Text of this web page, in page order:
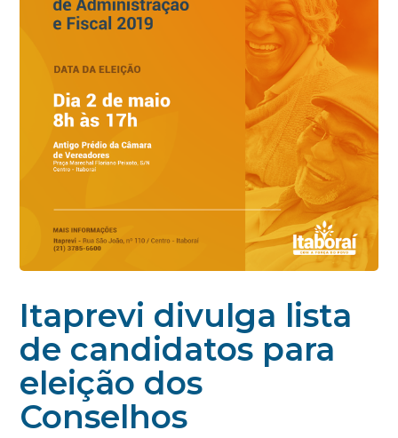
Itaprevi divulga lista
de candidatos para
eleição dos
Conselhos